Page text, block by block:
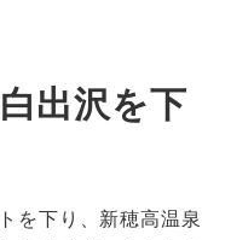
出沢を下
を下り、新穂高温泉